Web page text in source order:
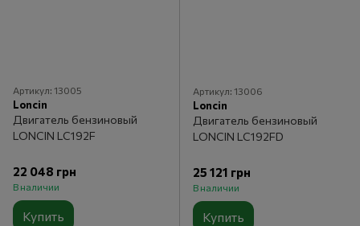
Артикул: 13005
Loncin
Двигатель бензиновый
LONCIN LC192F
22 048 грн
В наличии
Купить
Артикул: 13006
Loncin
Двигатель бензиновый
LONCIN LC192FD
25 121 грн
В наличии
Купить